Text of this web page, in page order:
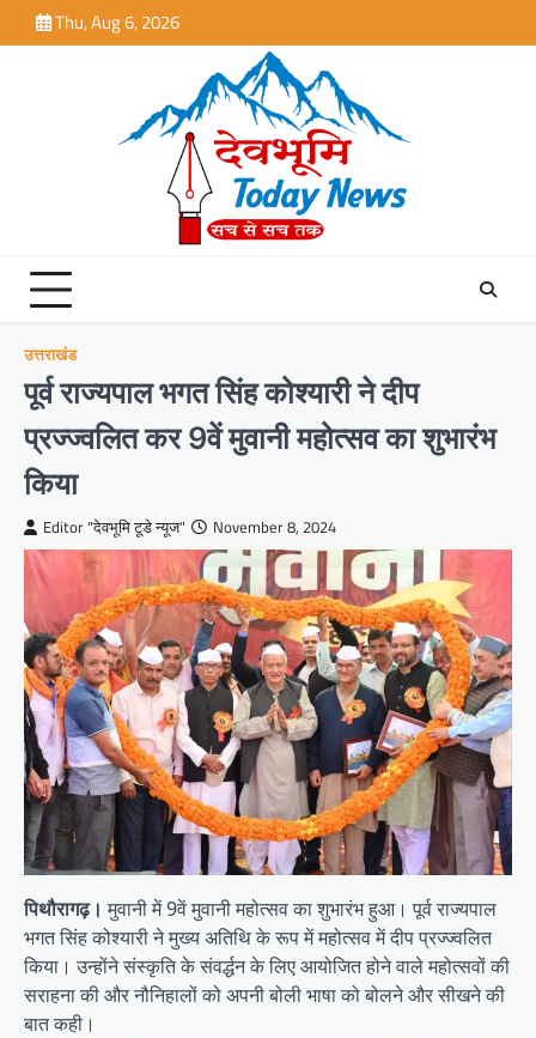
to
Thu, Aug 6, 2026
उत्तराखंड
पूर्व राज्यपाल भगत सिंह कोश्यारी ने दीप
प्रज्ज्वलित कर 9वें मुवानी महोत्सव का शुभारंभ
किया
Editor "देवभूमि टूडे न्यूज" November 8, 2024
पिथौरागढ़। मुवानी में 9वें मुवानी महोत्सव का शुभारंभ हुआ। पूर्व राज्यपाल
भगत सिंह कोश्यारी ने मुख्य अतिथि के रूप में महोत्सव में दीप प्रज्ज्वलित
किया। उन्होंने संस्कृति के संवर्द्धन के लिए आयोजित होने वाले महोत्सवों की
सराहना की और नौनिहालों को अपनी बोली भाषा को बोलने और सीखने की
बात कही।